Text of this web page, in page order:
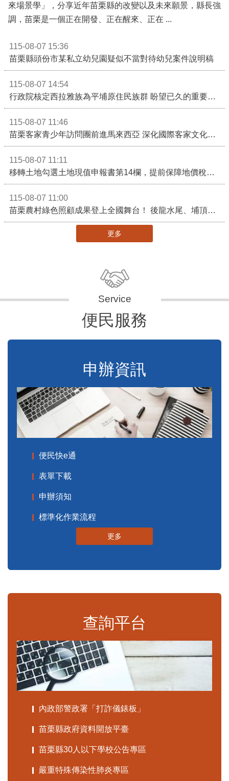
來場景學」，分享近年苗栗縣的改變以及未來願景，縣長強
調，苗栗是一個正在開發、正在醒來、正在 ...
115-08-07 15:36
苗栗縣頭份市某私立幼兒園疑似不當對待幼兒案件說明稿
115-08-07 14:54
行政院核定西拉雅族為平埔原住民族群 盼望已久的重要時刻到來！8月13日起受理民族成員名冊登記
115-08-07 11:46
苗栗客家青少年訪問團前進馬來西亞 深化國際客家文化交流
115-08-07 11:11
移轉土地勾選土地現值申報書第14欄，提前保障地價稅節稅權益
115-08-07 11:00
苗栗農村綠色照顧成果登上全國舞台！ 後龍水尾、埔頂社區前進2026高齡健康產業博覽會
更多
便民服務
申辦資訊
便民快e通
表單下載
申辦須知
標準化作業流程
更多
查詢平台
內政部警政署「打詐儀錶板」
苗栗縣政府資料開放平臺
苗栗縣30人以下學校公告專區
嚴重特殊傳染性肺炎專區